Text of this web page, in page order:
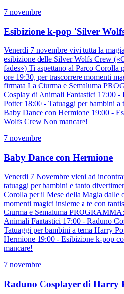
7 novembre
Esibizione k-pop 'Silver
Venerdì 7 novembre vivi tutta la
esibizione delle Silver Wolfs Crew
fades») Ti aspettano al Parco Corolla
ore 19:30, per trascorrere momenti
firmata La Ciurma e Semaluma
Cosplay di Animali Fantastici 17:00 -
Potter 18:00 - Tatuaggi per bambini a
Baby Dance con Hermione 19:00 -
Wolfs Crew Non mancare!
7 novembre
Baby Dance con Hermione
Venerdi 7 Novembre vieni ad
tatuaggi per bambini e tanto
Corolla per il Mese della Magia dalle
momenti magici insieme a te con
Ciurma e Semaluma
Animali Fantastici 17:00 - Raduno
Tatuaggi per bambini a tema Harry
Hermione 19:00 - Esibizione k-pop
mancare!
7 novembre
Raduno Cosplayer di Harry